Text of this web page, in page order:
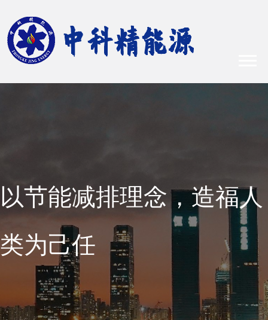
以节能减排理念，造福人
类为己任